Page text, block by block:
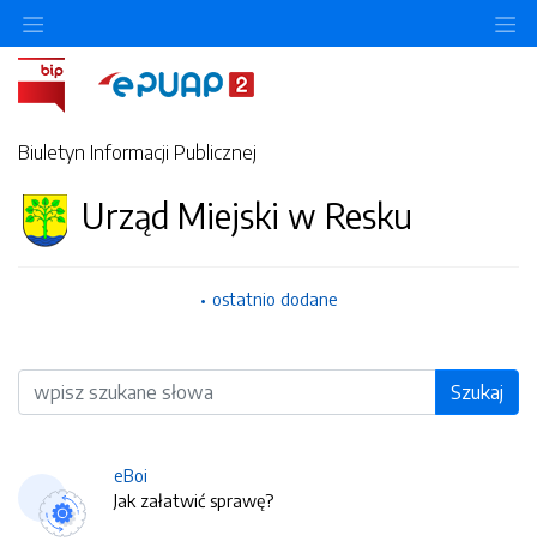
Biuletyn Informacji Publicznej
Urząd Miejski w Resku
ostatnio dodane
Wyszukiwarka Szukaj
eBoi
Jak załatwić sprawę?